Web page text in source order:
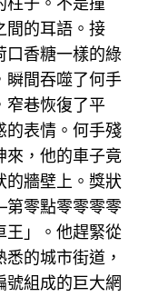
間的耳語。接
口香糖一樣的綠
瞬間吞噬了何手
窄巷恢復了平
的表情。何手殘
來，他的車子竟
的牆壁上。獎狀
零點零零零零
王」。他趕緊從
的城市街道，
號組成的巨大網